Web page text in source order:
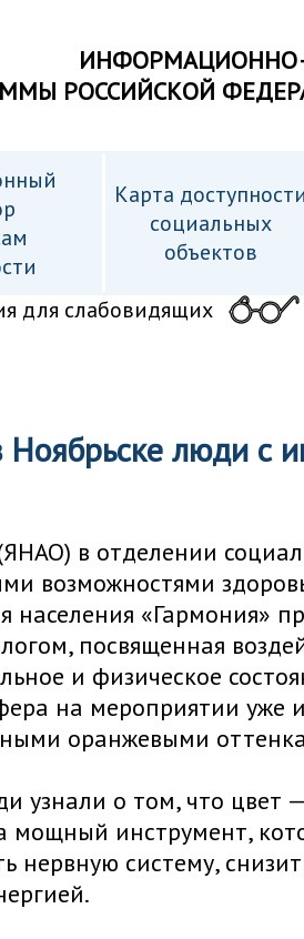
РОССИЙСКОЙ
Карта доступности
cоциальных
объектов
для слабовидящих
люди с
в отделении
возможностями
населения «Гармония»
посвященная
и физическое
на мероприятии уже
оранжевыми
узнали о том, что цвет
мощный инструмент,
нервную систему,